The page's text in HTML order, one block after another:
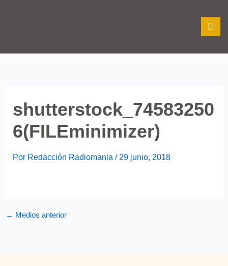
shutterstock_74583250
6(FILEminimizer)
Por Redacción Radiomania / 29 junio, 2018
← Medios anterior